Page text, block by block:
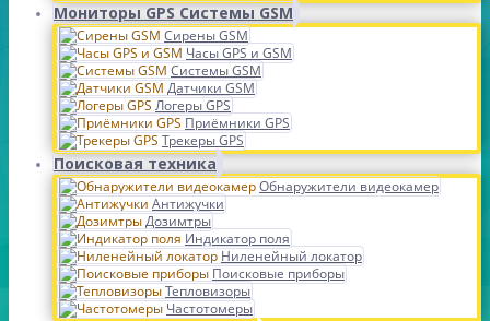
Мониторы GPS Системы GSM
Сирены GSM
Часы GPS и GSM
Системы GSM
Датчики GSM
Логеры GPS
Приёмники GPS
Трекеры GPS
Поисковая техника
Обнаружители видеокамер
Антижучки
Дозимтры
Индикатор поля
Ниленейный локатор
Поисковые приборы
Тепловизоры
Частотомеры